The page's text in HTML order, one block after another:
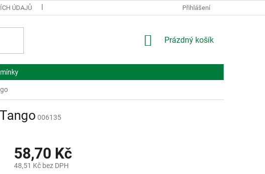
ÚDAJŮ Přihlášení
NÁKUPNÍ
Prázdný košík
006135
58,70 Kč
48,51 Kč bez DPH